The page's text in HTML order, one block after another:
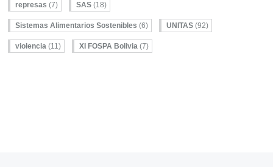
represas (7) SAS (18)
Sistemas Alimentarios Sostenibles (6) UNITAS (92)
violencia (11) XI FOSPA Bolivia (7)